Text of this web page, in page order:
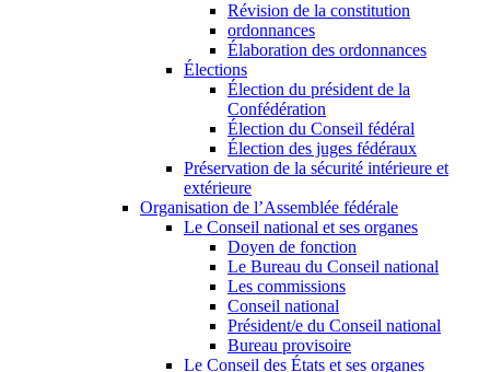
Révision de la constitution
ordonnances
Élaboration des ordonnances
Élections
Élection du président de la
Confédération
Élection du Conseil fédéral
Élection des juges fédéraux
Préservation de la sécurité intérieure et
extérieure
Organisation de l’Assemblée fédérale
Le Conseil national et ses organes
Doyen de fonction
Le Bureau du Conseil national
Les commissions
Conseil national
Président/e du Conseil national
Bureau provisoire
Le Conseil des États et ses organes